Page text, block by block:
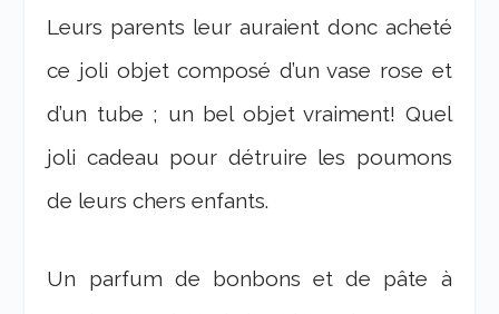
Leurs parents leur auraient donc acheté
ce joli objet composé d’un vase rose et
d’un tube ; un bel objet vraiment! Quel
joli cadeau pour détruire les poumons
de leurs chers enfants.
Un parfum de bonbons et de pâte à